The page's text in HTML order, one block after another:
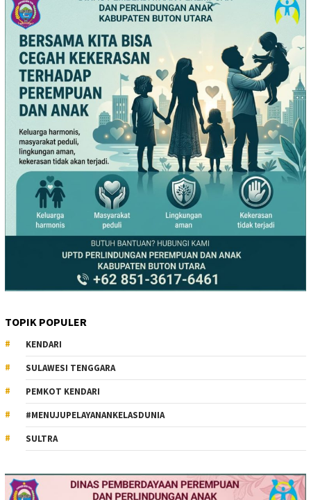
TOPIK POPULER
KENDARI
SULAWESI TENGGARA
PEMKOT KENDARI
#MENUJUPELAYANANKELASDUNIA
SULTRA